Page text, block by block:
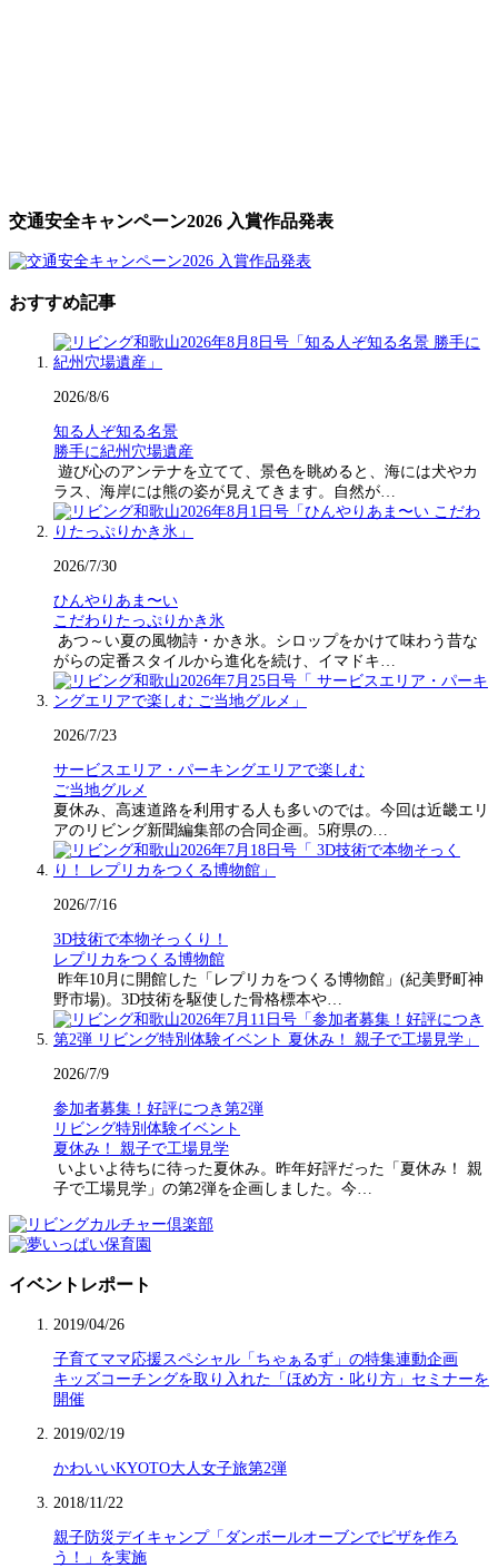
交通安全キャンペーン2026 入賞作品発表
おすすめ記事
2026/8/6
知る人ぞ知る名景
勝手に紀州穴場遺産
遊び心のアンテナを立てて、景色を眺めると、海には犬やカ
ラス、海岸には熊の姿が見えてきます。自然が…
2026/7/30
ひんやりあま〜い
こだわりたっぷりかき氷
あつ～い夏の風物詩・かき氷。シロップをかけて味わう昔な
がらの定番スタイルから進化を続け、イマドキ…
2026/7/23
サービスエリア・パーキングエリアで楽しむ
ご当地グルメ
夏休み、高速道路を利用する人も多いのでは。今回は近畿エリ
アのリビング新聞編集部の合同企画。5府県の…
2026/7/16
3D技術で本物そっくり！
レプリカをつくる博物館
昨年10月に開館した「レプリカをつくる博物館」(紀美野町神
野市場)。3D技術を駆使した骨格標本や…
2026/7/9
参加者募集！好評につき第2弾
リビング特別体験イベント
夏休み！ 親子で工場見学
いよいよ待ちに待った夏休み。昨年好評だった「夏休み！ 親
子で工場見学」の第2弾を企画しました。今…
イベントレポート
2019/04/26
子育てママ応援スペシャル「ちゃぁるず」の特集連動企画
キッズコーチングを取り入れた「ほめ方・叱り方」セミナーを
開催
2019/02/19
かわいいKYOTO大人女子旅第2弾
2018/11/22
親子防災デイキャンプ「ダンボールオーブンでピザを作ろ
う！」を実施